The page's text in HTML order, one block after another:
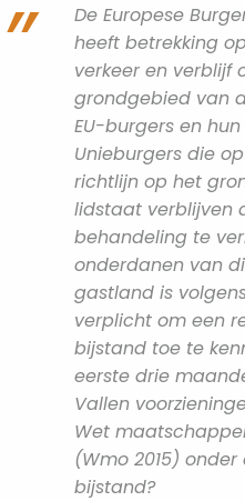
De Europese
heeft betrekking
verkeer en verblijf
grondgebied van
EU-burgers en
Unieburgers die
richtlijn op het
lidstaat verblijven
behandeling te
onderdanen van
gastland is
verplicht om een
bijstand toe te
eerste drie
Vallen
Wet
(Wmo 2015)
bijstand?